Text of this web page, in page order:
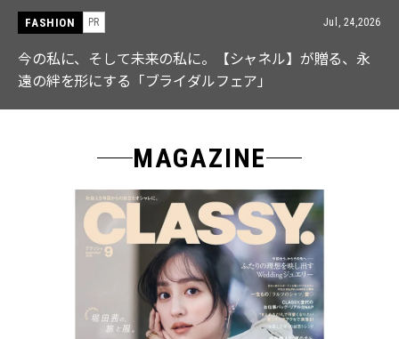
FASHION PR Jul, 24,2026
の私に、そして未来の私に。【シャネル】が贈る、永
の絆を形にする「ブライダルフェア」
MAGAZINE